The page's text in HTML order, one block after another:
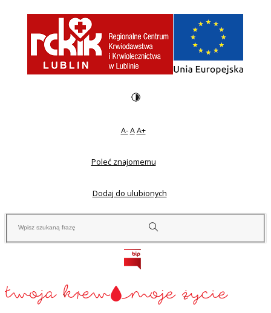
A- A A+
Poleć znajomemu
Dodaj do ulubionych